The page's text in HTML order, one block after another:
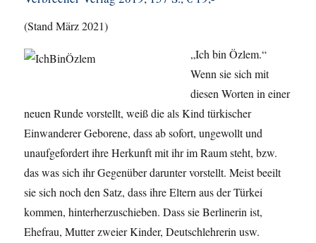
(Stand März 2021)
„Ich bin Özlem.“
Wenn sie sich mit
diesen Worten in einer
neuen Runde vorstellt, weiß die als Kind türkischer
Einwanderer Geborene, dass ab sofort, ungewollt und
unaufgefordert ihre Herkunft mit ihr im Raum steht, bzw.
das was sich ihr Gegenüber darunter vorstellt. Meist beeilt
sie sich noch den Satz, dass ihre Eltern aus der Türkei
kommen, hinterherzuschieben. Dass sie Berlinerin ist,
Ehefrau, Mutter zweier Kinder, Deutschlehrerin usw.